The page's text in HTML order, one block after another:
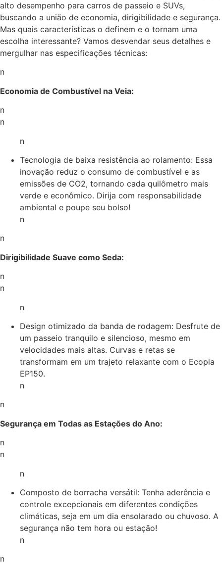
alto desempenho para carros de passeio e SUVs,
buscando a união de economia, dirigibilidade e segurança.
Mas quais características o definem e o tornam uma
escolha interessante? Vamos desvendar seus detalhes e
mergulhar nas especificações técnicas:
n
Economia de Combustível na Veia:
n
n
n
Tecnologia de baixa resistência ao rolamento: Essa
inovação reduz o consumo de combustível e as
emissões de CO2, tornando cada quilômetro mais
verde e econômico. Dirija com responsabilidade
ambiental e poupe seu bolso!
n
n
Dirigibilidade Suave como Seda:
n
n
n
Design otimizado da banda de rodagem: Desfrute de
um passeio tranquilo e silencioso, mesmo em
velocidades mais altas. Curvas e retas se
transformam em um trajeto relaxante com o Ecopia
EP150.
n
n
Segurança em Todas as Estações do Ano:
n
n
n
Composto de borracha versátil: Tenha aderência e
controle excepcionais em diferentes condições
climáticas, seja em um dia ensolarado ou chuvoso. A
segurança não tem hora ou estação!
n
n